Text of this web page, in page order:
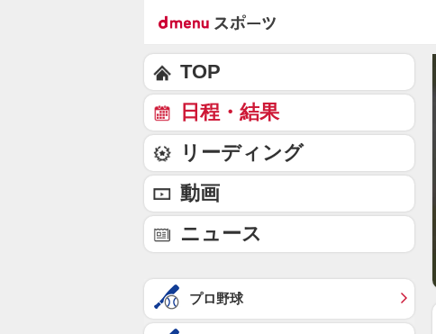
TOP
日程・結果
リーディング
動画
ニュース
プロ野球